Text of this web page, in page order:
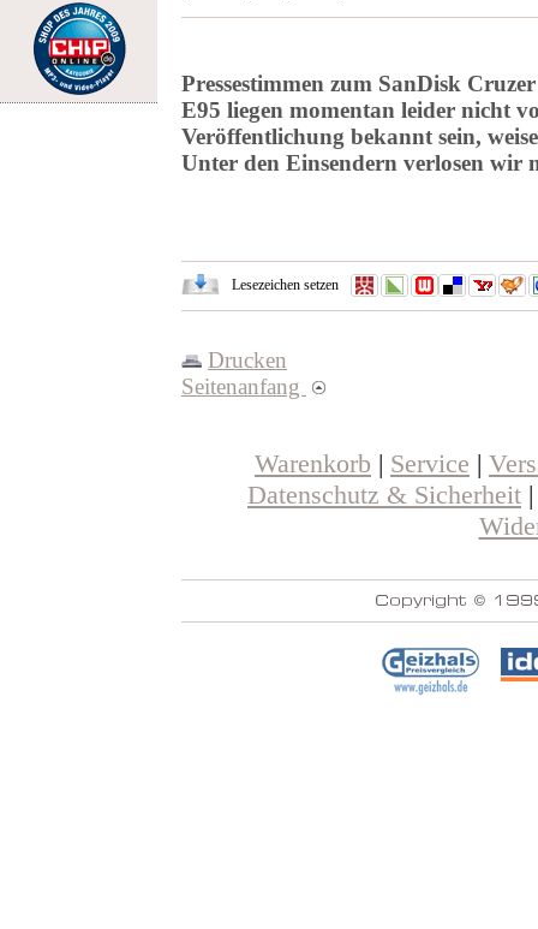
Pressestimmen zum SanDisk
E95 liegen momentan leider nicht
Veröffentlichung bekannt sein,
Unter den Einsendern verlosen wir
Lesezeichen setzen
Drucken
Seitenanfang
Warenkorb | Service |
Datenschutz & Sicherheit